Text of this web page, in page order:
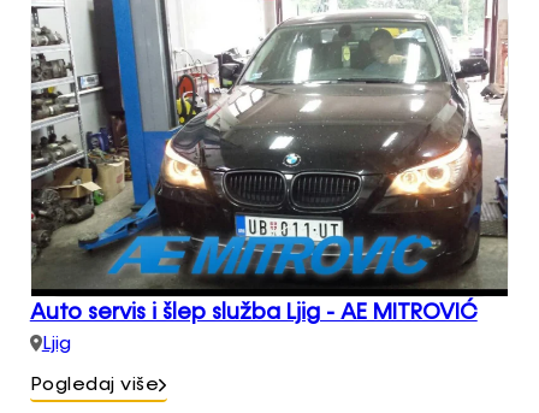
Auto servis i šlep služba Ljig - AE MITROVIĆ
Ljig
Pogledaj više